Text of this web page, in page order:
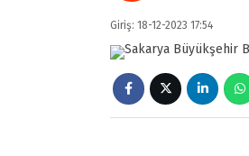
Giriş: 18-12-2023 17:54